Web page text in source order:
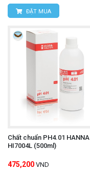
ĐẶT MUA
Chất chuẩn PH4.01 HANNA
HI7004L (500ml)
475,200 VND